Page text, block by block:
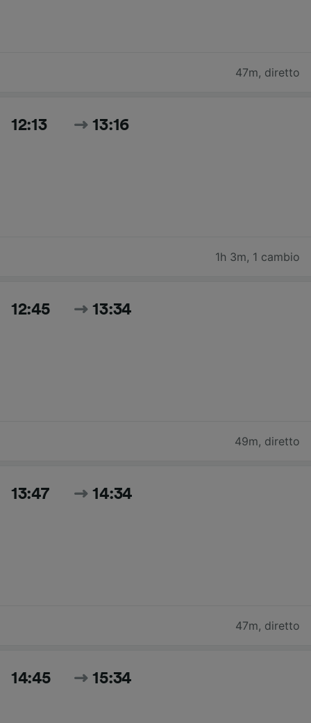
47m, diretto
12:13 13:16
1h 3m, 1 cambio
12:45 13:34
49m, diretto
13:47 14:34
47m, diretto
14:45 15:34